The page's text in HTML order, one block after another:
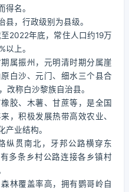
得名。
县，行政级别为县级。
2022年底，常住人口约19万
以上。
属振州，元明清时期分属崖
白沙、元门、细水三个县合
改称白沙黎族自治县。
胶、木薯、甘蔗等，是全国
，积极发展热带高效农业、
产业结构。
纵贯南北，牙邦公路横穿东
多条乡村公路连接各乡镇村
林覆盖率高，拥有鹦哥岭自